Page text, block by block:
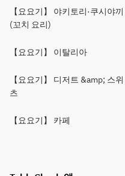
【요요기】 야키토리·쿠시야끼
(꼬치 요리)
【요요기】 이탈리아
【요요기】 디저트 &amp; 스위
츠
【요요기】 카페